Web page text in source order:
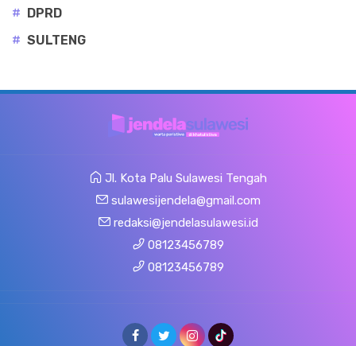
# DPRD
# SULTENG
Jl. Kota Palu Sulawesi Tengah
sulawesijendela@gmail.com
redaksi@jendelasulawesi.id
08123456789
08123456789